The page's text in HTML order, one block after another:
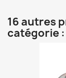
16 autres
catégorie :